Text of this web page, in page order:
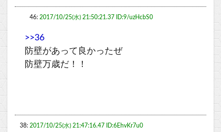
46: 2017/10/25(水) 21:50:21.37 ID:9/uzHcbS0
>>36
防壁があって良かったぜ
防壁万歳だ！！
38: 2017/10/25(水) 21:47:16.47 ID:6EhvKr7u0